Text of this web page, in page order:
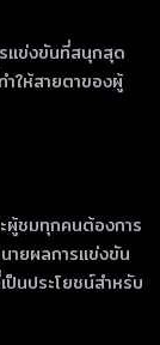
แข่งขันที่สนุกสุด
ำให้สายตาของผู้
ผู้ชมทุกคนต้องการ
ายผลการแข่งขัน
นประโยชน์สำหรับ